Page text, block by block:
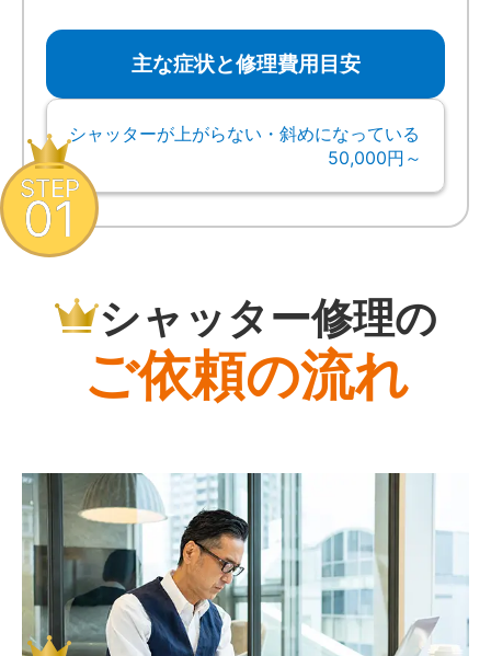
主な症状と修理費用目安
シャッターが上がらない・斜めになっている
50,000円～
シャッター修理の
ご依頼の流れ
STEP
01